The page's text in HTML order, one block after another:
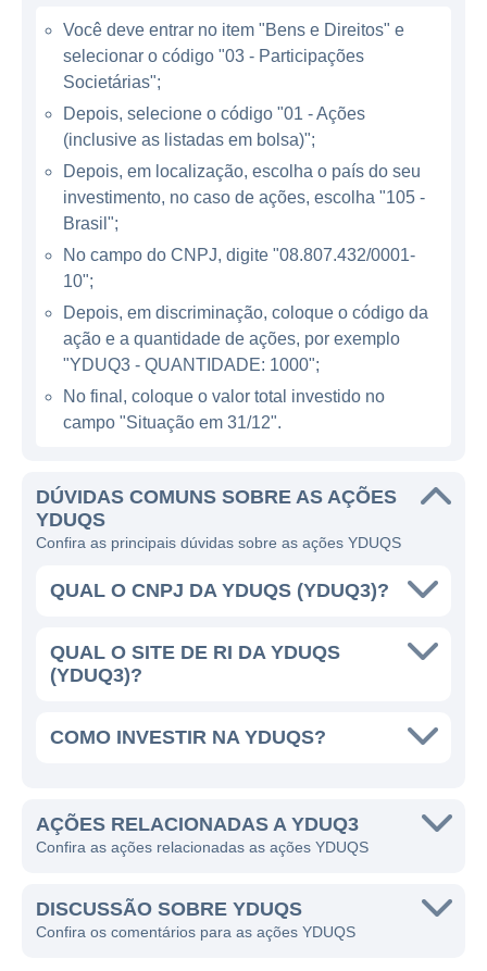
distância.
ATUAÇÃO DA YDUQS
A YDUQS atua em diversas regiões do
Brasil, com presença marcante no Sudeste e
Nordeste. A empresa possui um portfólio
conhecidas como a Estácio de Sá, além de
Dentre os cursos oferecidos, destacam-se
áreas como saúde, direito, engenharia,
administração e tecnologia, que refletem a
demanda do mercado por profissionais
Além da sua atuação no Brasil, a YDUQS
tem investido em novos modelos de ensino e
parcerias que podem expandir sua presença
internacionalmente. Seu diferencial está na
capacidade de unir uma educação de
qualidade com inovações tecnológicas que
facilitam o acesso e melhoram a formação
ensino, a companhia se posiciona para
A YDUQS HOJE
das maiores redes de ensino superior do
Você deve entrar no item "Bens e Direitos" e
selecionar o código "03 - Participações
Societárias";
Depois, selecione o código "01 - Ações
(inclusive as listadas em bolsa)";
Depois, em localização, escolha o país do seu
investimento, no caso de ações, escolha "105 -
Brasil";
No campo do CNPJ, digite "08.807.432/0001-
10";
Depois, em discriminação, coloque o código da
ação e a quantidade de ações, por exemplo
"YDUQ3 - QUANTIDADE: 1000";
No final, coloque o valor total investido no
campo "Situação em 31/12".
DÚVIDAS COMUNS SOBRE AS AÇÕES
YDUQS
Confira as principais dúvidas sobre as ações YDUQS
QUAL O CNPJ DA YDUQS (YDUQ3)?
QUAL O SITE DE RI DA YDUQS
(YDUQ3)?
COMO INVESTIR NA YDUQS?
AÇÕES RELACIONADAS A YDUQ3
Confira as ações relacionadas as ações YDUQS
DISCUSSÃO SOBRE YDUQS
Confira os comentários para as ações YDUQS